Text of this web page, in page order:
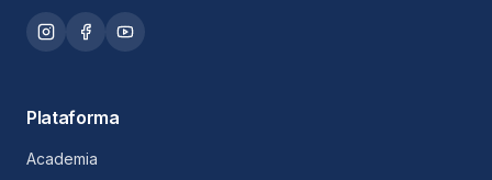
Plataforma
Academia